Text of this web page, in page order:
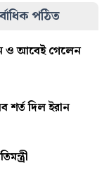
পঠিত
ও আবেই গেলেন
শর্ত দিল ইরান